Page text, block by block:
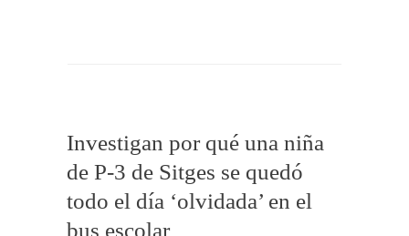
Investigan por qué una niña
de P-3 de Sitges se quedó
todo el día ‘olvidada’ en el
bus escolar